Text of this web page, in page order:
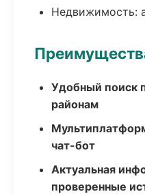
Недвижимость:
Удобный поиск
районам
чат-бот
Актуальная
проверенные